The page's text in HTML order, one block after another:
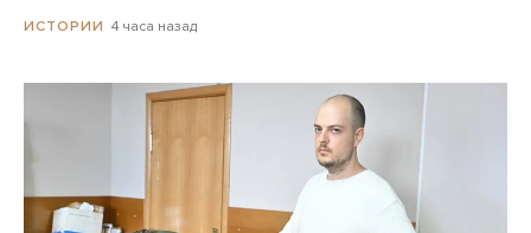
ИСТОРИИ 4 часа назад